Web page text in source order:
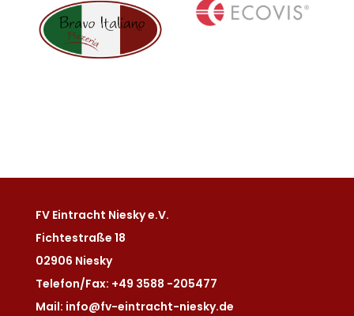
FV Eintracht Niesky e.V.
Fichtestraße 18
02906 Niesky
Telefon/Fax: +49 3588 -205477
Mail: info@fv-eintracht-niesky.de